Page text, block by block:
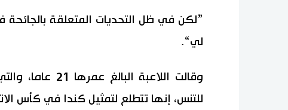
”لكن في ظل التحديات المتعلقة بالجائحة
لي“.
وقالت اللاعبة
للتنس، إنها تتطلع لتمثيل كندا في كأس